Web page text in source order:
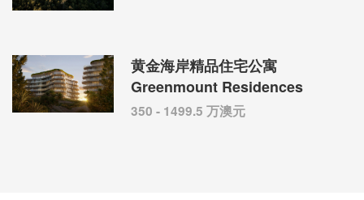
黄金海岸精品住宅公寓
Greenmount Residences
350 - 1499.5 万澳元